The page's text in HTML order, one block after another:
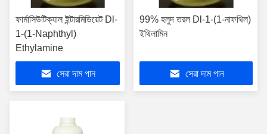
ফার্মাসিউটিক্যাল ইন্টারমিডিয়েট Dl-
1-(1-Naphthyl)
Ethylamine
সেরা দাম পান
99% হলুদ তরল Dl-1-(1-নাফথিল)
ইথিলামিন
সেরা দাম পান